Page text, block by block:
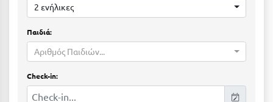
Ερέτρια
Ερμιόνη
Εύβοια
2 ενήλικες
Παιδιά:
Αριθμός Παιδιών...
Check-in: